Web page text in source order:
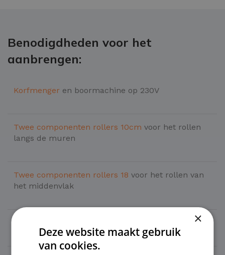
Benodigdheden voor het
aanbrengen:
Korfmenger en boormachine op 230V
Twee componenten rollers 10cm voor het rollen
langs de muren
Twee componenten rollers 18 voor het rollen van
het middenvlak
×
Deze website maakt gebruik
van cookies.